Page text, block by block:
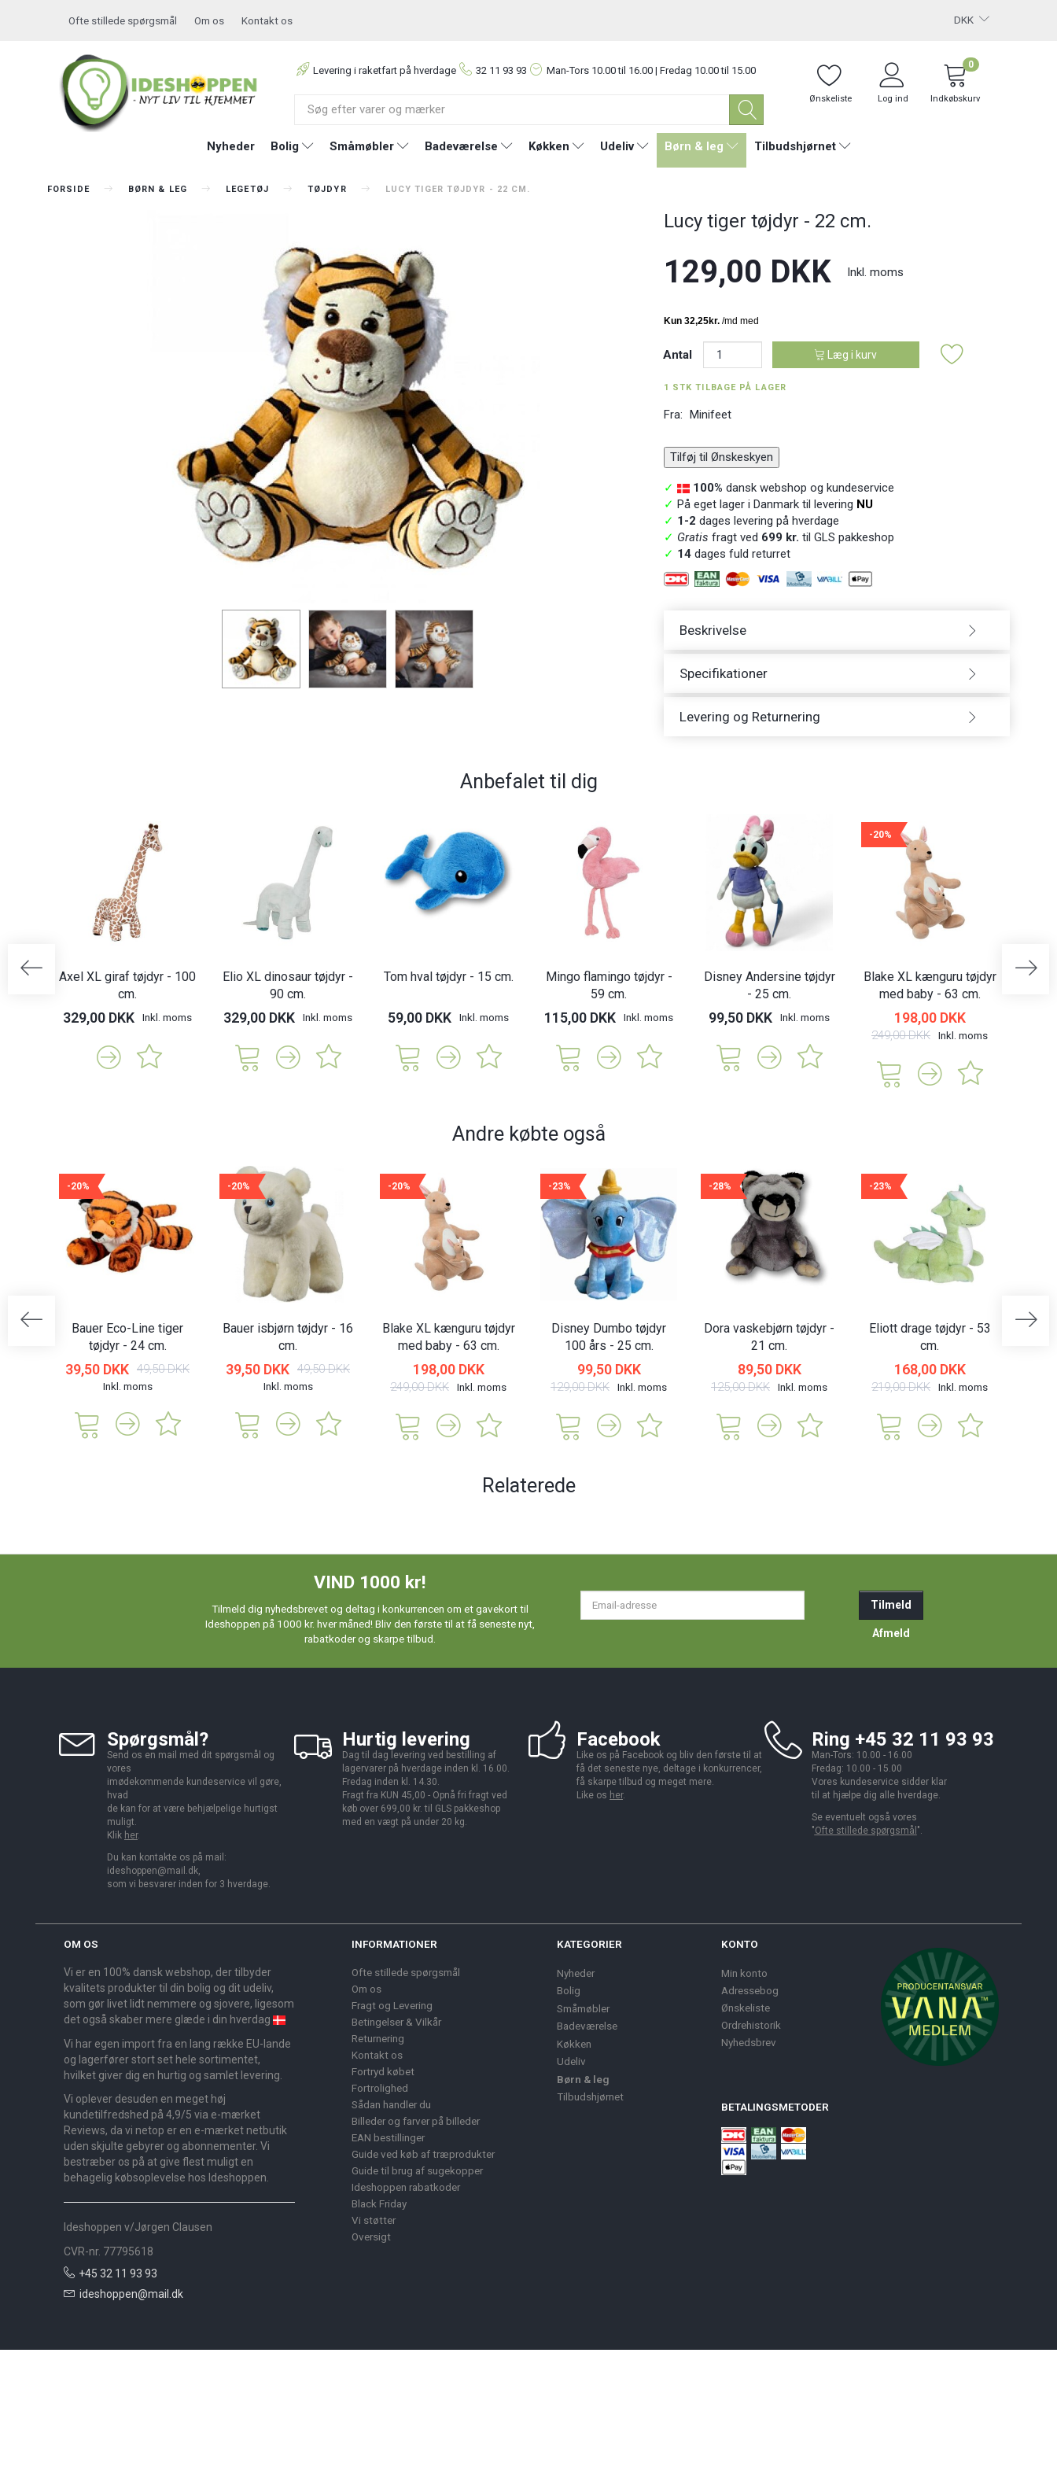
DKK
Ofte stillede spørgsmål Om os Kontakt os
Levering i raketfart på hverdage 32 11 93 93 Man-Tors 10.00 til 16.00 | Fredag 10.00 til 15.00
Ønskeliste Log ind Indkøbskurv
0
Nyheder Bolig Småmøbler Badeværelse Køkken Udeliv Børn & leg Tilbudshjørnet
FORSIDE BØRN & LEG LEGETØJ TØJDYR LUCY TIGER TØJDYR - 22 CM.
Lucy tiger tøjdyr - 22 cm.
129,00 DKK Inkl. moms
Antal Læg i kurv
1 STK TILBAGE PÅ LAGER
Fra: Minifeet
Tilføj til Ønskeskyen
✓ 100% dansk webshop og kundeservice
✓ På eget lager i Danmark til levering NU
✓ 1-2 dages levering på hverdage
✓ Gratis fragt ved 699 kr. til GLS pakkeshop
✓ 14dages fuld returret
Beskrivelse
Specifikationer
Levering og Returnering
Anbefalet til dig
Axel XL giraf tøjdyr - 100
cm.
329,00 DKK Inkl. moms
Elio XL dinosaur tøjdyr -
90 cm.
329,00 DKK Inkl. moms
Tom hval tøjdyr - 15 cm.
59,00 DKK Inkl. moms
Mingo flamingo tøjdyr -
59 cm.
115,00 DKK Inkl. moms
Disney Andersine tøjdyr
- 25 cm.
99,50 DKK Inkl. moms
-20%
Blake XL kænguru tøjdyr
med baby - 63 cm.
198,00 DKK
249,00 DKK Inkl. moms
Cali
Andre købte også
-20%
Bauer Eco-Line tiger
tøjdyr - 24 cm.
39,50 DKK 49,50 DKK
Inkl. moms
-20%
Bauer isbjørn tøjdyr - 16
cm.
39,50 DKK 49,50 DKK
Inkl. moms
-20%
Blake XL kænguru tøjdyr
med baby - 63 cm.
198,00 DKK
249,00 DKK Inkl. moms
-23%
Disney Dumbo tøjdyr
100 års - 25 cm.
99,50 DKK
129,00 DKK Inkl. moms
-28%
Dora vaskebjørn tøjdyr -
21 cm.
89,50 DKK
125,00 DKK Inkl. moms
-23%
Eliott drage tøjdyr - 53
cm.
168,00 DKK
219,00 DKK Inkl. moms
Relaterede
VIND 1000 kr!
Tilmeld dig nyhedsbrevet og deltag i konkurrencen om et gavekort til
Ideshoppen på 1000 kr. hver måned! Bliv den første til at få seneste nyt,
rabatkoder og skarpe tilbud.
Tilmeld
Afmeld
Spørgsmål?
Send os en mail med dit spørgsmål og
vores
imødekommende kundeservice vil gøre,
hvad
de kan for at være behjælpelige hurtigst
muligt.
Klik her.
Du kan kontakte os på mail:
ideshoppen@mail.dk,
som vi besvarer inden for 3 hverdage.
Hurtig levering
Dag til dag levering ved bestilling af
lagervarer på hverdage inden kl. 16.00.
Fredag inden kl. 14.30.
Fragt fra KUN 45,00 - Opnå fri fragt ved
køb over 699,00 kr. til GLS pakkeshop
med en vægt på under 20 kg.
Facebook
Like os på Facebook og bliv den første til at
få det seneste nye, deltage i konkurrencer,
få skarpe tilbud og meget mere.
Like os her.
Ring +45 32 11 93 93
Man-Tors: 10.00 - 16.00
Fredag: 10.00 - 15.00
Vores kundeservice sidder klar
til at hjælpe dig alle hverdage.
Se eventuelt også vores
"Ofte stillede spørgsmål ".
OM OS
Vi er en 100% dansk webshop, der tilbyder
kvalitets produkter til din bolig og dit udeliv,
som gør livet lidt nemmere og sjovere, ligesom
det også skaber mere glæde i din hverdag
Vi har egen import fra en lang række EU-lande
og lagerfører stort set hele sortimentet,
hvilket giver dig en hurtig og samlet levering.
Vi oplever desuden en meget høj
kundetilfredshed på 4,9/5 via e-mærket
Reviews, da vi netop er en e-mærket netbutik
uden skjulte gebyrer og abonnementer. Vi
bestræber os på at give flest muligt en
behagelig købsoplevelse hos Ideshoppen.
Ideshoppen v/Jørgen Clausen
CVR-nr. 77795618
+45 32 11 93 93
ideshoppen@mail.dk
INFORMATIONER
Ofte stillede spørgsmål
Om os
Fragt og Levering
Betingelser & Vilkår
Returnering
Kontakt os
Fortryd købet
Fortrolighed
Sådan handler du
Billeder og farver på billeder
EAN bestillinger
Guide ved køb af træprodukter
Guide til brug af sugekopper
Ideshoppen rabatkoder
Black Friday
Vi støtter
Oversigt
KATEGORIER
Nyheder
Bolig
Småmøbler
Badeværelse
Køkken
Udeliv
Børn & leg
Tilbudshjørnet
KONTO
Min konto
Adressebog
Ønskeliste
Ordrehistorik
Nyhedsbrev
BETALINGSMETODER